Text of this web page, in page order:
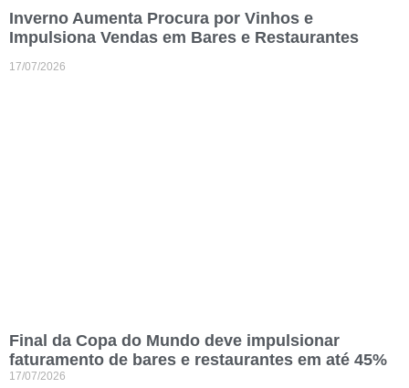
Inverno Aumenta Procura por Vinhos e
Impulsiona Vendas em Bares e Restaurantes
17/07/2026
Final da Copa do Mundo deve impulsionar
faturamento de bares e restaurantes em até 45%
17/07/2026